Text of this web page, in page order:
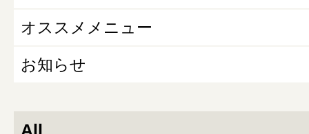
オススメメニュー
お知らせ
All